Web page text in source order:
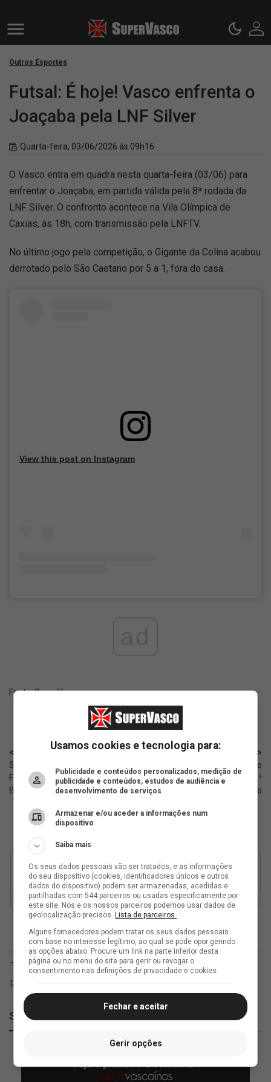
Outros Esportes
Futsal: É hoje! Vasco enfrenta o
Joaçaba pela LNF Silver
Quarta-feira, 03/06/2026 às 09h16
O Vasco entra em quadra nesta quarta-feira (03/06) para
enfrentar o Joaçaba, em partida válida pela 8ª rodada da
LNF Silver. O confronto acontece na Vila Olímpica de
Caxias, às 18h, com transmissão pela LNFTV.
No último jogo pela competição, o Gigante da Colina acabou
derrotado pelo São Caetano por 5 a 1, fora de casa.
View this post on Instagram
Fonte:SuperVasco‎‎‎‎‎‎
< Anterior
Sub-17: É hoje! Vasco enfrenta o
Fortaleza pela 2ª rodada do
Brasileiro
Próximo >
Feminino Sub-17: Vasco
enfrenta o Londrina pela 2ª
rodada do Brasileiro
SuperVasco
Usamos cookies e tecnologia para:
Publicidade e conteúdos personalizados, medição de
publicidade e conteúdos, estudos de audiência e
desenvolvimento de serviços
Armazenar e/ou aceder a informações num
dispositivo
Saiba mais
Os seus dados pessoais vão ser tratados, e as informações
do seu dispositivo (cookies, identificadores únicos e outros
dados do dispositivo) podem ser armazenadas, acedidas e
partilhadas com 544 parceiros ou usadas especificamente por
este site. Nós e os nossos parceiros podemos usar dados de
geolocalização precisos. Lista de parceiros.
Alguns fornecedores podem tratar os seus dados pessoais
com base no interesse legítimo, ao qual se pode opor gerindo
as opções abaixo. Procure um link na parte inferior desta
página ou no menu do site para gerir ou revogar o
consentimento nas definições de privacidade e cookies.
Fechar e aceitar
Gerir opções